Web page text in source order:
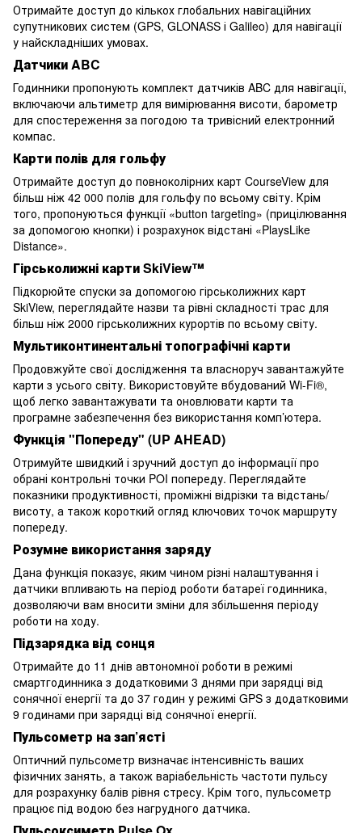
Отримайте доступ до кількох глобальних навігаційних
супутникових систем (GPS, GLONASS і Galileo) для навігації
у найскладніших умовах.
Датчики ABC
Годинники пропонують комплект датчиків ABC для навігації,
включаючи альтиметр для вимірювання висоти, барометр
для спостереження за погодою та тривісний електронний
компас.
Карти полів для гольфу
Отримайте доступ до повноколірних карт CourseView для
більш ніж 42 000 полів для гольфу по всьому світу. Крім
того, пропонуються функції «button targeting» (прицілювання
за допомогою кнопки) і розрахунок відстані «PlaysLike
Distance».
Гірськолижні карти SkiView™
Підкорюйте спуски за допомогою гірськолижних карт
SkiView, переглядайте назви та рівні складності трас для
більш ніж 2000 гірськолижних курортів по всьому світу.
Мультиконтинентальні топографічні карти
Продовжуйте свої дослідження та власноруч завантажуйте
карти з усього світу. Використовуйте вбудований Wi-Fi®,
щоб легко завантажувати та оновлювати карти та
програмне забезпечення без використання комп’ютера.
Функція "Попереду" (UP AHEAD)
Отримуйте швидкий і зручний доступ до інформації про
обрані контрольні точки POI попереду. Переглядайте
показники продуктивності, проміжні відрізки та відстань/
висоту, а також короткий огляд ключових точок маршруту
попереду.
Розумне використання заряду
Дана функція показує, яким чином різні налаштування і
датчики впливають на період роботи батареї годинника,
дозволяючи вам вносити зміни для збільшення періоду
роботи на ходу.
Підзарядка від сонця
Отримайте до 11 днів автономної роботи в режимі
смартгодинника з додатковими 3 днями при зарядці від
сонячної енергії та до 37 годин у режимі GPS з додатковими
9 годинами при зарядці від сонячної енергії.
Пульсометр на зап’ясті
Оптичний пульсометр визначає інтенсивність ваших
фізичних занять, а також варіабельність частоти пульсу
для розрахунку балів рівня стресу. Крім того, пульсометр
працює під водою без нагрудного датчика.